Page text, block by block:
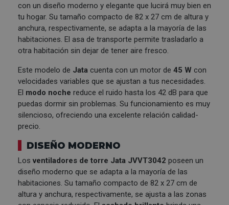
con un diseño moderno y elegante que lucirá muy bien en
tu hogar. Su tamaño compacto de 82 x 27 cm de altura y
anchura, respectivamente, se adapta a la mayoría de las
habitaciones. El asa de transporte permite trasladarlo a
otra habitación sin dejar de tener aire fresco.
Este modelo de Jata cuenta con un motor de 45 W con
velocidades variables que se ajustan a tus necesidades.
El modo noche reduce el ruido hasta los 42 dB para que
puedas dormir sin problemas. Su funcionamiento es muy
silencioso, ofreciendo una excelente relación calidad-
precio.
DISEÑO MODERNO
Los ventiladores de torre Jata JVVT3042 poseen un
diseño moderno que se adapta a la mayoría de las
habitaciones. Su tamaño compacto de 82 x 27 cm de
altura y anchura, respectivamente, se ajusta a las zonas